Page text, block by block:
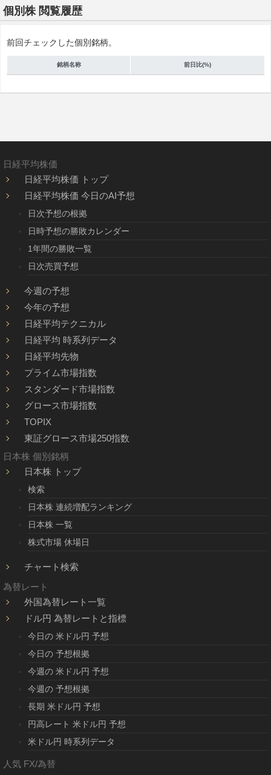
個別株 閲覧履歴
前回チェックした個別銘柄。
銘柄名称 前日比(%)
日経平均株価
日経平均株価 トップ
日経平均株価 今日のAI予想
日次予想の根拠
日時予想の勝敗カレンダー
1年間の勝敗一覧
日次売買予想
今週の予想
今年の予想
日経平均テクニカル
日経平均 時系列データ
日経平均先物
プライム市場指数
スタンダード市場指数
グロース市場指数
TOPIX
東証グロース市場250指数
日本株 個別銘柄
日本株 トップ
検索
日本株 連続増配ランキング
日本株 一覧
株式市場 休場日
チャート検索
為替レート
外国為替レート一覧
ドル円 為替レートと指標
今日の 米ドル円 予想
今日の 予想根拠
今週の 米ドル円 予想
今週の 予想根拠
長期 米ドル円 予想
円高レート 米ドル円 予想
米ドル円 時系列データ
人気 FX/為替